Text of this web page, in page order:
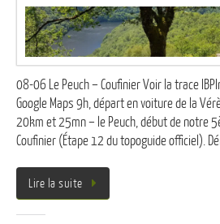
08-06 Le Peuch – Coufinier Voir la trace
Google Maps 9h, départ en voiture de la
20km et 25mn – le Peuch, début de notre
Coufinier (Étape 12 du topoguide officiel).
Lire la suite